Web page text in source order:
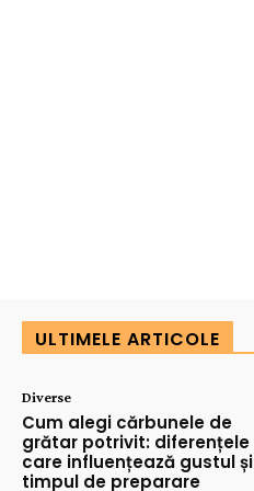
ULTIMELE ARTICOLE
Diverse
Cum alegi cărbunele de
grătar potrivit: diferențele
care influențează gustul și
timpul de preparare